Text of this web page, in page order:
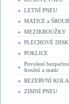
LETNÍ PNEU
MATICE a
MEZIKROUŽKY
PLECHOVÉ
POKLICE
Povolení
šroubů a matic
REZERVNÍ KOLA
ZIMNÍ PNEU